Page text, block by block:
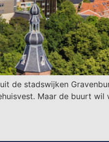
de stadswijken
Maar de buurt